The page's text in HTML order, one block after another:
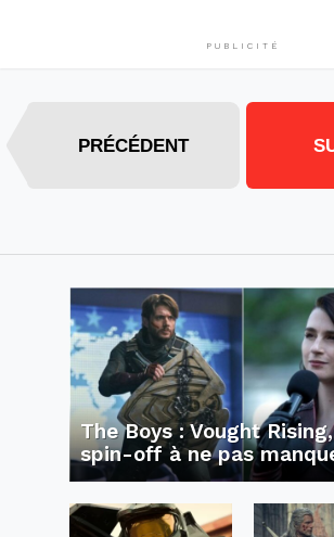
PUBLICITÉ
PRÉCÉDENT
The Boys : Vought
spin-off à ne pas